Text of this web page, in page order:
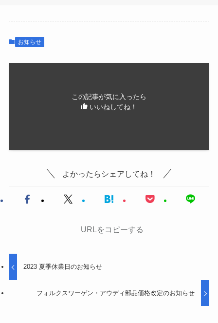
お知らせ
この記事が気に入ったら
いいねしてね！
よかったらシェアしてね！
URLをコピーする
2023 夏季休業日のお知らせ
フォルクスワーゲン・アウディ部品価格改定のお知らせ